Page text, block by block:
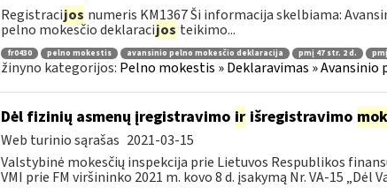
Registracijos numeris KM1367 Ši informacija skelbiama:
pelno mokesčio deklaracijos teikimo...
fr0430 pelno mokestis avansinio pelno mokesčio deklaracija pmį 47 str. 2 d.
žinyno kategorijos: Pelno mokestis » Deklaravimas »
Dėl fizinių asmenų įregistravimo irišregistravimo
Web turinio sąrašas 2021-03-15
Valstybinė mokesčių inspekcija prie Lietuvos Respublikos
VMI prie FM viršininko 2021 m. kovo 8 d. įsakymą Nr. VA-15 „Dėl